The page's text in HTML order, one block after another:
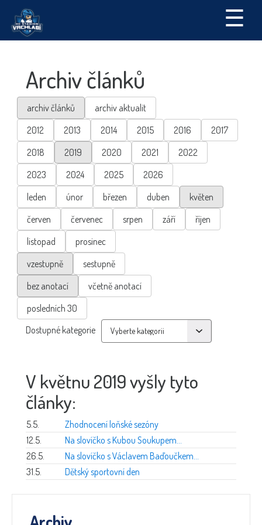
☰
Archiv článků
archiv článků
archiv aktualit
2012
2013 2014 2015 2016
2017
2018
2019 2020 2021
2022
2023
2024 2025
2026
leden
únor březen duben
květen
červen
červenec srpen září
říjen
listopad
prosinec
vzestupně
sestupně
bez anotací
včetně anotací
posledních 30
Dostupné kategorie
V květnu 2019 vyšly tyto
články:
5.5.
Zhodnocení loňské sezóny
12.5.
Na slovíčko s Kubou Soukupem...
26.5.
Na slovíčko s Václavem Baďoučkem...
31.5.
Dětský sportovní den